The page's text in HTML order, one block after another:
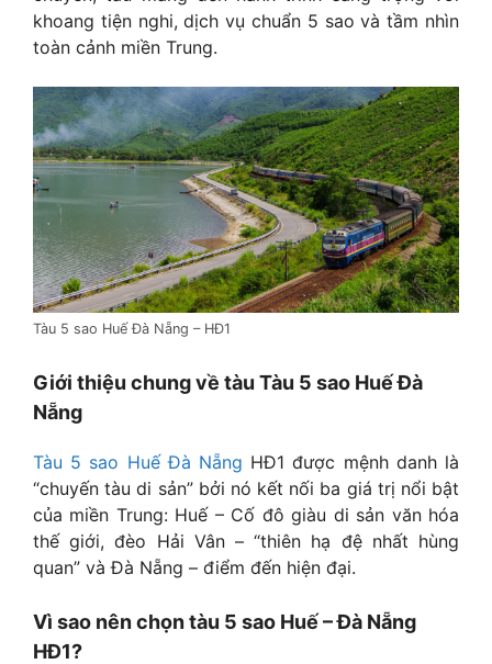
khoang tiện nghi, dịch vụ chuẩn 5 sao và tầm nhìn
toàn cảnh miền Trung.
Tàu 5 sao Huế Đà Nẵng – HĐ1
Giới thiệu chung về tàu Tàu 5 sao Huế Đà
Nẵng
Tàu 5 sao Huế Đà Nẵng HĐ1 được mệnh danh là
“chuyến tàu di sản” bởi nó kết nối ba giá trị nổi bật
của miền Trung: Huế – Cố đô giàu di sản văn hóa
thế giới, đèo Hải Vân – “thiên hạ đệ nhất hùng
quan” và Đà Nẵng – điểm đến hiện đại.
Vì sao nên chọn tàu 5 sao Huế – Đà Nẵng
HĐ1?